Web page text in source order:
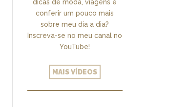
dicas de moda, viagens e
conferir um pouco mais
sobre meu dia a dia?
Inscreva-se no meu canal no
YouTube!
MAIS VÍDEOS